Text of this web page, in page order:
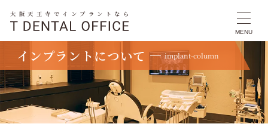
大阪天王寺でインプラントなら
MENU
インプラントについて implant-column
TOP
インプラントについて
インプラントの歯医者選びで失敗しない方法と治療の流れ！長持ちの秘訣も解説